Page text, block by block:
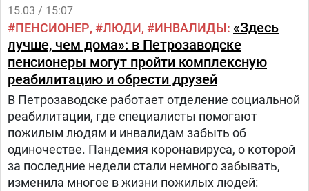
15.03 / 15:07
ПЕНСИОНЕР ЛЮДИ ИНВАЛИДЫ «Здесь
лучше, чем дома»: в Петрозаводске
пенсионеры могут пройти комплексную
реабилитацию и обрести друзей
В Петрозаводске работает отделение социальной
реабилитации, где специалисты помогают
пожилым людям и инвалидам забыть об
одиночестве. Пандемия коронавируса, о которой
за последние недели стали немного забывать,
изменила многое в жизни пожилых людей: